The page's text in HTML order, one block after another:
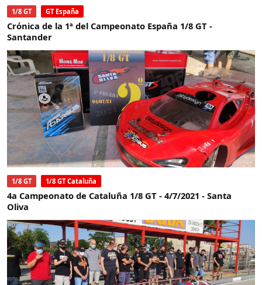
1/8 GT GT España
Crónica de la 1ª del Campeonato España 1/8 GT -
Santander
1/8 GT 1/8 GT Cataluña
4a Campeonato de Cataluña 1/8 GT - 4/7/2021 - Santa
Oliva